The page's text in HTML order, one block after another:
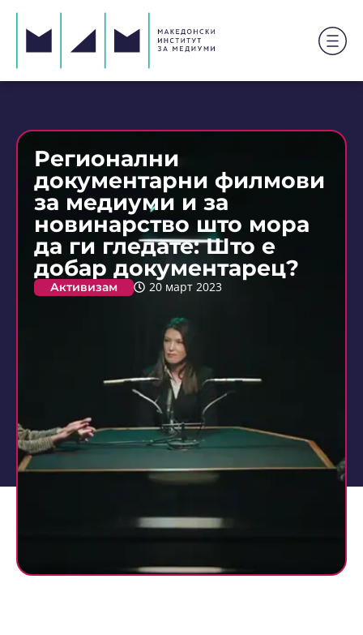
Регионални
документарни филмови
за медиуми и за
новинарство што мора
да ги гледате: Што е
добар документарец?
Активизам 20 март 2023